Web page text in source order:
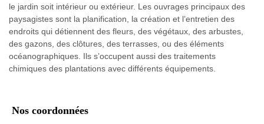
le jardin soit intérieur ou extérieur. Les ouvrages principaux des
paysagistes sont la planification, la création et l’entretien des
endroits qui détiennent des fleurs, des végétaux, des arbustes,
des gazons, des clôtures, des terrasses, ou des éléments
océanographiques. Ils s’occupent aussi des traitements
chimiques des plantations avec différents équipements.
Nos coordonnées